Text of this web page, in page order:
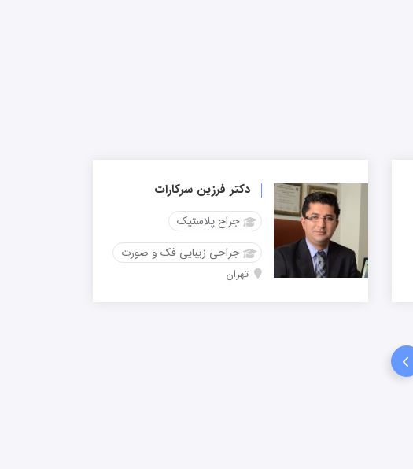
دکتر فرزین سرکارات
جراح پلاستیک
جراحی زیبایی فک و صورت
تهران